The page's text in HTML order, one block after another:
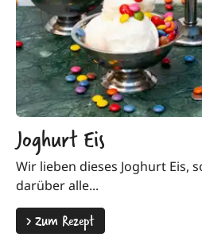
Joghurt Eis
Wir lieben dieses Joghurt Eis,
darüber alle...
>Zum Rezept